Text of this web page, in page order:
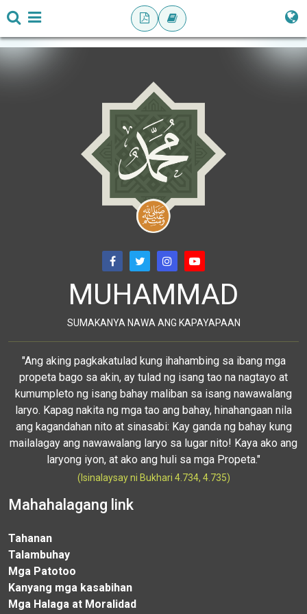
MUHAMMAD
SUMAKANYA NAWA ANG KAPAYAPAAN
"Ang aking pagkakatulad kung ihahambing sa ibang mga
propeta bago sa akin, ay tulad ng isang tao na nagtayo at
kumumpleto ng isang bahay maliban sa isang nawawalang
laryo. Kapag nakita ng mga tao ang bahay, hinahangaan nila
ang kagandahan nito at sinasabi: Kay ganda ng bahay kung
mailalagay ang nawawalang laryo sa lugar nito! Kaya ako ang
laryong iyon, at ako ang huli sa mga Propeta."
(Isinalaysay ni Bukhari 4.734, 4.735)
Mahahalagang link
Tahanan
Talambuhay
Mga Patotoo
Kanyang mga kasabihan
Mga Halaga at Moralidad